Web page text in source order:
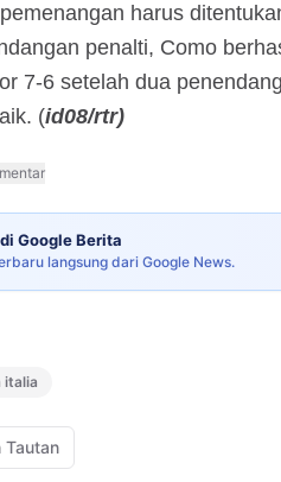
harus
penalti, Como
7-6 setelah dua
(id08/rtr)
Google Berita
langsung dari Google News.
italia
Tautan